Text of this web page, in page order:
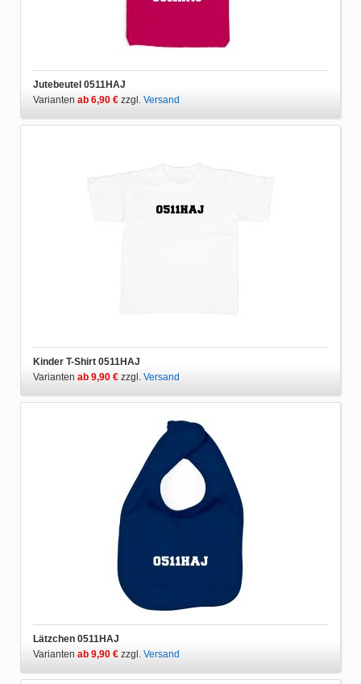
Jutebeutel 0511HAJ
Varianten ab 6,90 € zzgl. Versand
Kinder T-Shirt 0511HAJ
Varianten ab 9,90 € zzgl. Versand
Lätzchen 0511HAJ
Varianten ab 9,90 € zzgl. Versand